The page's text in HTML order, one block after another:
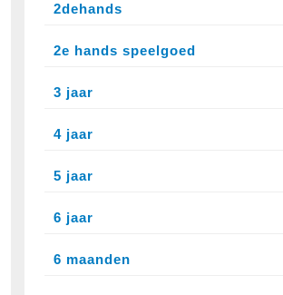
2dehands
2e hands speelgoed
3 jaar
4 jaar
5 jaar
6 jaar
6 maanden